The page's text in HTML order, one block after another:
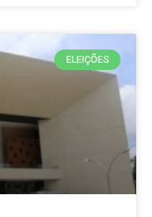
ELEIÇÕES